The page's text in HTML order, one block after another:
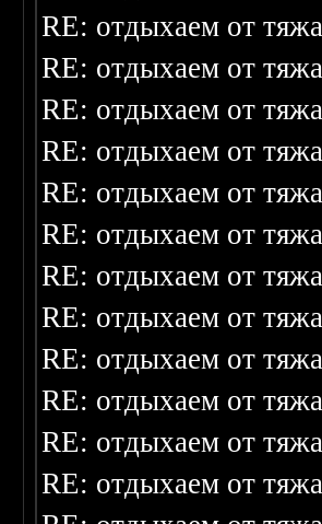
RE: отдыхаем от
RE: отдыхаем от
RE: отдыхаем от
RE: отдыхаем от
RE: отдыхаем от
RE: отдыхаем от
RE: отдыхаем от
RE: отдыхаем от
RE: отдыхаем от
RE: отдыхаем от
RE: отдыхаем от
RE: отдыхаем от